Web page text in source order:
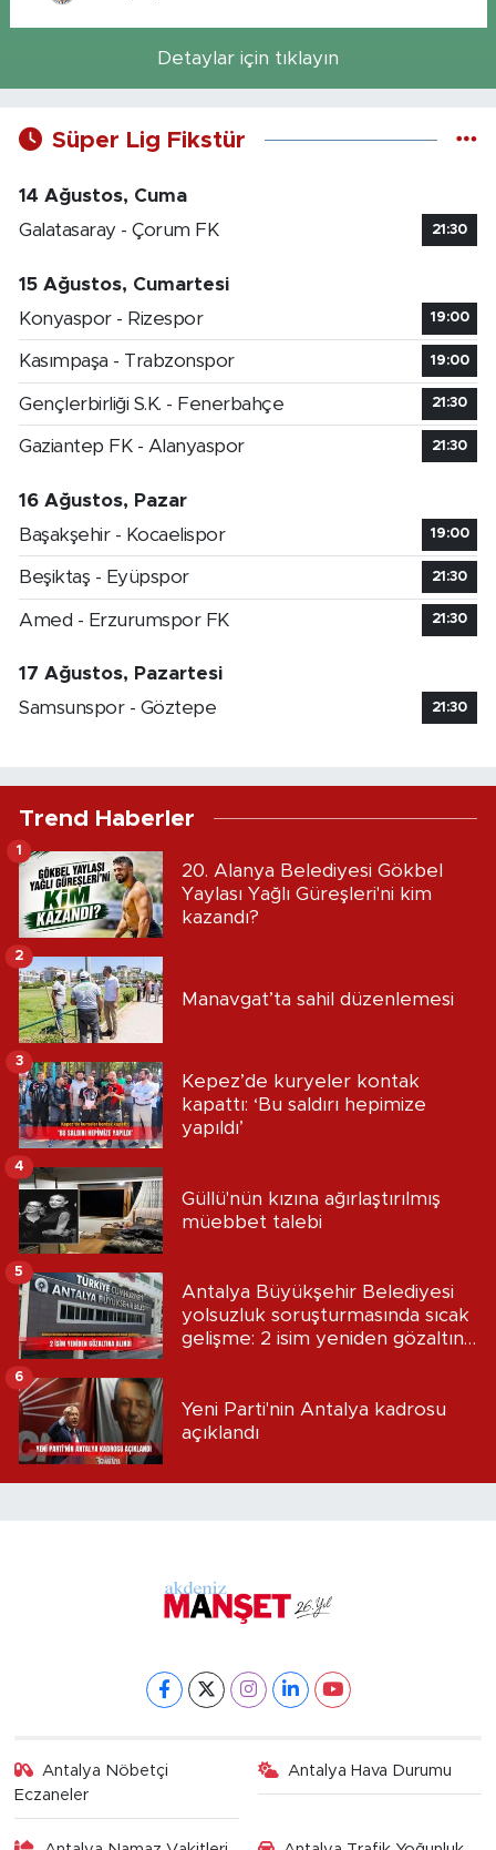
Detaylar için tıklayın
Süper Lig Fikstür
14 Ağustos, Cuma
Galatasaray - Çorum FK
21:30
15 Ağustos, Cumartesi
Konyaspor - Rizespor
19:00
Kasımpaşa - Trabzonspor 19:00
Gençlerbirliği S.K. - Fenerbahçe 21:30
Gaziantep FK - Alanyaspor 21:30
16 Ağustos, Pazar
Başakşehir - Kocaelispor
19:00
Beşiktaş - Eyüpspor 21:30
Amed - Erzurumspor FK 21:30
17 Ağustos, Pazartesi
Samsunspor - Göztepe
21:30
Trend Haberler
20. Alanya Belediyesi Gökbel
Yaylası Yağlı Güreşleri'ni kim
kazandı?
1
Manavgat’ta sahil düzenlemesi
2
Kepez’de kuryeler kontak
kapattı: ‘Bu saldırı hepimize
yapıldı’
3
Güllü'nün kızına ağırlaştırılmış
müebbet talebi
4
Antalya Büyükşehir Belediyesi
yolsuzluk soruşturmasında sıcak
gelişme: 2 isim yeniden gözaltına
5
Yeni Parti'nin Antalya kadrosu
açıklandı
6
Antalya Nöbetçi
Eczaneler
Antalya Hava Durumu